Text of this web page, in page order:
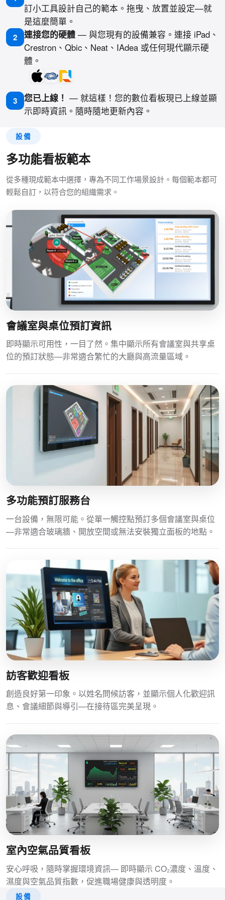
訂小工具設計自己的範本。拖曳、放置並設定—就
是這麼簡單。
2 連接您的硬體 — 與您現有的設備兼容。連接 iPad、
Crestron、Qbic、Neat、IAdea 或任何現代顯示硬
體。
3 您已上線！ — 就這樣！您的數位看板現已上線並顯
示即時資訊。隨時隨地更新內容。
設備
多功能看板範本
從多種現成範本中選擇，專為不同工作場景設計。每個範本都可
輕鬆自訂，以符合您的組織需求。
會議室與桌位預訂資訊
即時顯示可用性，一目了然。集中顯示所有會議室與共享桌
位的預訂狀態—非常適合繁忙的大廳與高流量區域。
多功能預訂服務台
一台設備，無限可能。從單一觸控點預訂多個會議室與桌位
—非常適合玻璃牆、開放空間或無法安裝獨立面板的地點。
訪客歡迎看板
創造良好第一印象。以姓名問候訪客，並顯示個人化歡迎訊
息、會議細節與導引—在接待區完美呈現。
室內空氣品質看板
安心呼吸，隨時掌握環境資訊— 即時顯示 CO₂濃度、溫度、
濕度與空氣品質指數，促進職場健康與透明度。
設備